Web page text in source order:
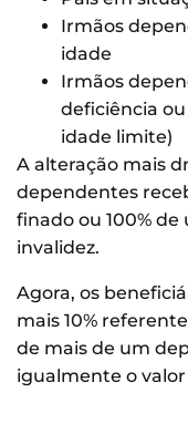
Irmãos
idade
Irmãos
deficiência
idade limite)
A alteração mais
dependentes
finado ou 100%
invalidez.
Agora, os
mais 10%
de mais de um
igualmente o